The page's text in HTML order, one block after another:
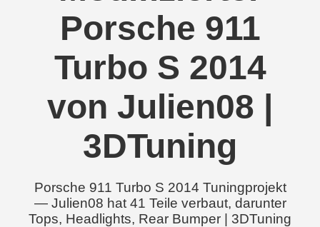
Porsche 911
Turbo S 2014
von Julien08 |
3DTuning
Porsche 911 Turbo S 2014 Tuningprojekt
— Julien08 hat 41 Teile verbaut, darunter
Tops, Headlights, Rear Bumper | 3DTuning